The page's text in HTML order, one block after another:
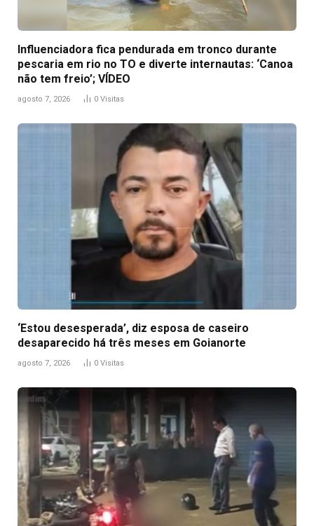
Influenciadora fica pendurada em tronco durante
pescaria em rio no TO e diverte internautas: ‘Canoa
não tem freio’; VÍDEO
agosto 7, 2026 0 Visitas
‘Estou desesperada’, diz esposa de caseiro
desaparecido há três meses em Goianorte
agosto 7, 2026 0 Visitas